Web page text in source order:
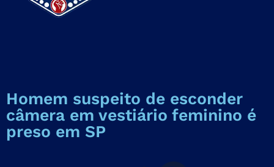
Homem suspeito de esconder
câmera em vestiário feminino é
preso em SP